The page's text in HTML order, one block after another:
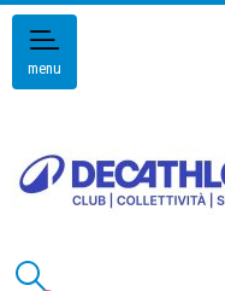
menu